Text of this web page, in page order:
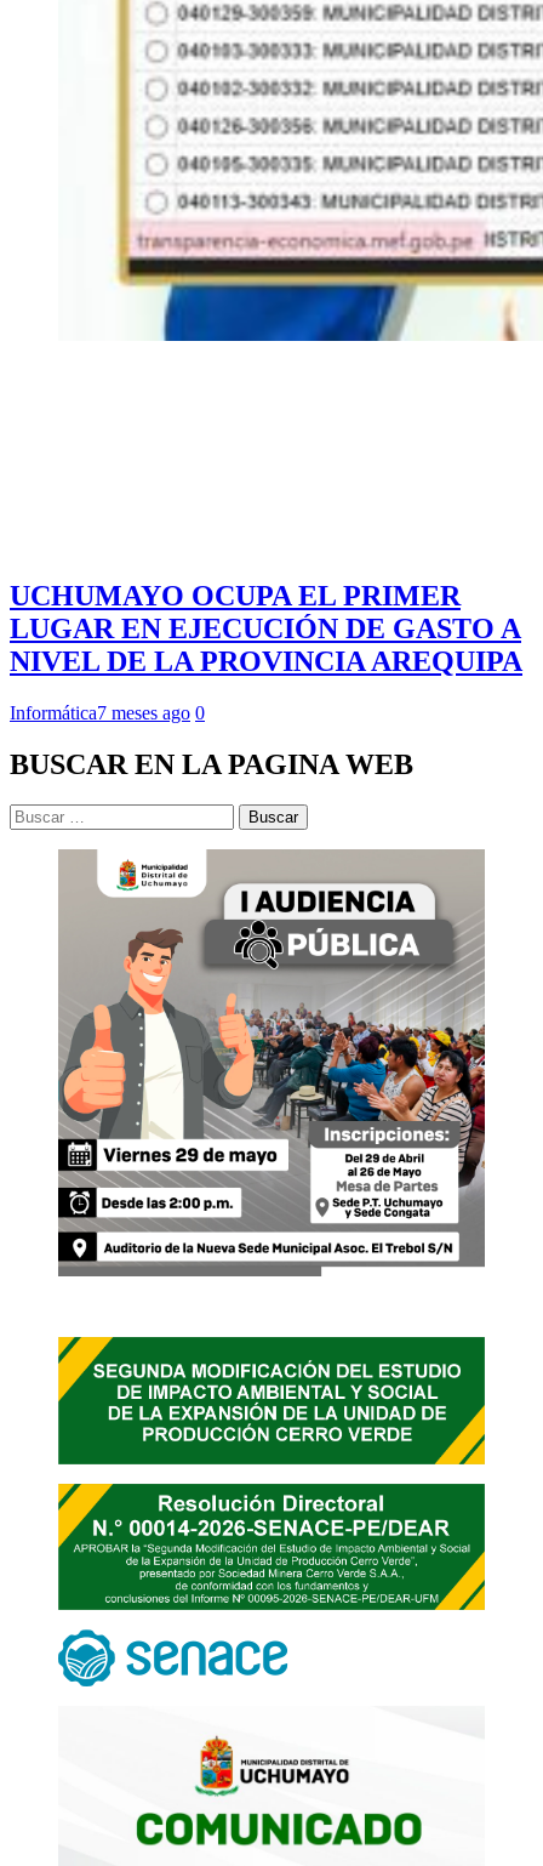
UCHUMAYO OCUPA EL PRIMER
LUGAR EN EJECUCIÓN DE GASTO A
NIVEL DE LA PROVINCIA AREQUIPA
Informática7 meses ago 0
BUSCAR EN LA PAGINA WEB
Buscar: